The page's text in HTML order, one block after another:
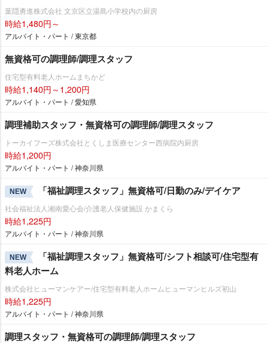
葉隠勇進株式会社 文京区立湯島小学校内の厨房
時給1,480円～
アルバイト・パート / 東京都
無資格可の調理師/調理スタッフ
住宅型有料老人ホームまちかど
時給1,140円～1,200円
アルバイト・パート / 愛知県
調理補助スタッフ・無資格可の調理師/調理スタッフ
トーカイフーズ株式会社とくしま医療センター西病院内厨房
時給1,200円
アルバイト・パート / 神奈川県
NEW 「福祉調理スタッフ」無資格可/日勤のみ/デイケア
社会福祉法人湘南愛心会/介護老人保健施設 かまくら
時給1,225円
アルバイト・パート / 神奈川県
NEW
「福祉調理スタッフ」無資格可/シフト相談可/住宅型有
料老人ホーム
株式会社ヒューマンケアー/住宅型有料老人ホームヒューマンヒルズ初山
時給1,225円
アルバイト・パート / 神奈川県
調理スタッフ・無資格可の調理師/調理スタッフ